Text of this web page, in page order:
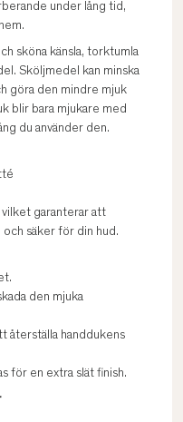
under lång tid,
sköna känsla, torktumla
Sköljmedel kan minska
göra den mindre mjuk
blir bara mjukare med
du använder den.
garanterar att
säker för din hud.
den mjuka
återställa handdukens
för en extra slät finish.